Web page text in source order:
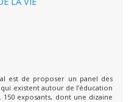
est de proposer un panel des
existent autour de l’éducation
exposants, dont une dizaine